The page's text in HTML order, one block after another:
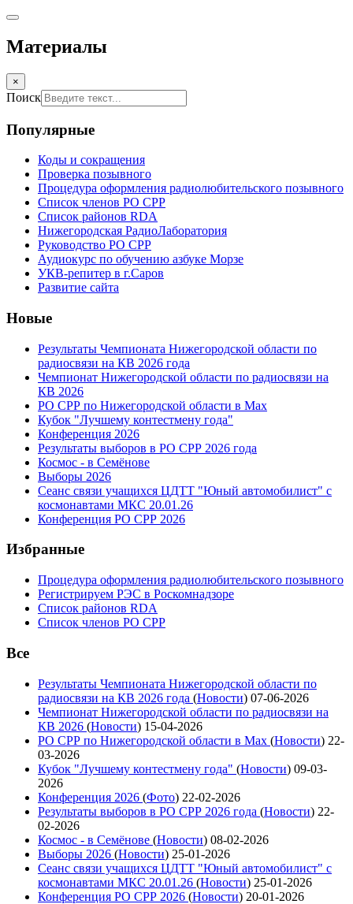
Материалы
×
Поиск
Популярные
Коды и сокращения
Проверка позывного
Процедура оформления радиолюбительского позывного
Список членов РО СРР
Список районов RDA
Нижегородская РадиоЛаборатория
Руководство РО СРР
Аудиокурс по обучению азбуке Морзе
УКВ-репитер в г.Саров
Развитие сайта
Новые
Результаты Чемпионата Нижегородской области по
радиосвязи на КВ 2026 года
Чемпионат Нижегородской области по радиосвязи на
КВ 2026
РО СРР по Нижегородской области в Max
Кубок "Лучшему контестмену года"
Конференция 2026
Результаты выборов в РО СРР 2026 года
Космос - в Семёнове
Выборы 2026
Сеанс связи учащихся ЦДТТ "Юный автомобилист" с
космонавтами МКС 20.01.26
Конференция РО СРР 2026
Избранные
Процедура оформления радиолюбительского позывного
Регистрируем РЭС в Роскомнадзоре
Список районов RDA
Список членов РО СРР
Все
Результаты Чемпионата Нижегородской области по
радиосвязи на КВ 2026 года (Новости) 07-06-2026
Чемпионат Нижегородской области по радиосвязи на
КВ 2026 (Новости) 15-04-2026
РО СРР по Нижегородской области в Max (Новости) 22-
03-2026
Кубок "Лучшему контестмену года" (Новости) 09-03-
2026
Конференция 2026 (Фото) 22-02-2026
Результаты выборов в РО СРР 2026 года (Новости) 22-
02-2026
Космос - в Семёнове (Новости) 08-02-2026
Выборы 2026 (Новости) 25-01-2026
Сеанс связи учащихся ЦДТТ "Юный автомобилист" с
космонавтами МКС 20.01.26 (Новости) 25-01-2026
Конференция РО СРР 2026 (Новости) 20-01-2026